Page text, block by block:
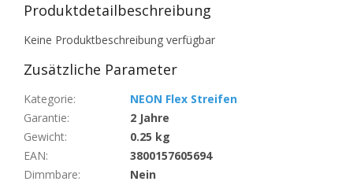
Produktdetailbeschreibung
Keine Produktbeschreibung verfügbar
Zusätzliche Parameter
Kategorie:
NEON Flex Streifen
Garantie:
2 Jahre
Gewicht:
0.25 kg
EAN:
3800157605694
Dimmbare:
Nein